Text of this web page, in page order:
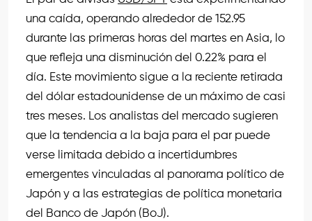
una caída, operando alrededor de 152.95
durante las primeras horas del martes en Asia, lo
que refleja una disminución del 0.22% para el
día. Este movimiento sigue a la reciente retirada
del dólar estadounidense de un máximo de casi
tres meses. Los analistas del mercado sugieren
que la tendencia a la baja para el par puede
verse limitada debido a incertidumbres
emergentes vinculadas al panorama político de
Japón y a las estrategias de política monetaria
del Banco de Japón (BoJ).